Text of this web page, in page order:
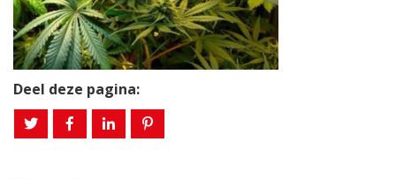
Deel deze pagina: